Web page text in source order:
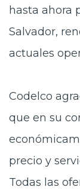
hasta ahora
Salvador,
actuales
Codelco
que en su
precio y
Todas las